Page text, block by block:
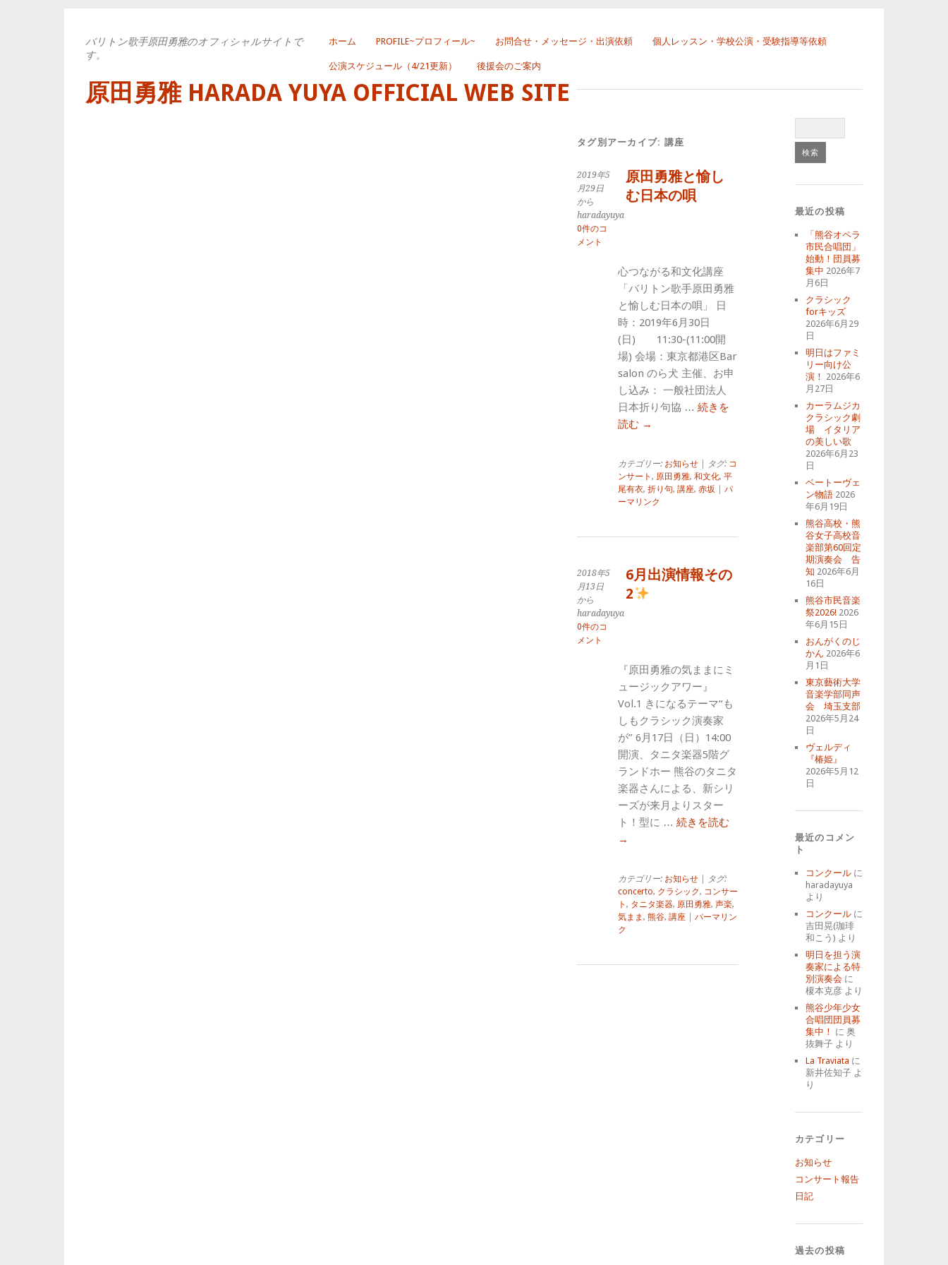
ホーム PROFILE~プロフィール~ お問合せ・メッセージ・出演依頼 個人レッスン・学校公演・受験指導等依頼
公演スケジュール（4/21更新） 後援会のご案内
原田勇雅 HARADA YUYA OFFICIAL WEB SITE
バリトン歌手原田勇雅のオフィシャルサイトで
す。
タグ別アーカイブ: 講座
2019年5
月29日
から
haradayuya
0件のコ
メント
原田勇雅と愉し
む日本の唄
心つながる和文化講座
「バリトン歌手原田勇雅
と愉しむ日本の唄」 日
時：2019年6月30日
(日) 11:30-(11:00開
場) 会場：東京都港区Bar
salon のら犬 主催、お申
し込み： 一般社団法人
日本折り句協 …続きを
読む →
カテゴリー: お知らせ | タグ: コ
ンサート, 原田勇雅,和文化,平
尾有衣,折り句,講座,赤坂 |パ
ーマリンク
2018年5
月13日
から
haradayuya
0件のコ
メント
6月出演情報その
2
『原田勇雅の気ままにミ
ュージックアワー』
Vol.1 きになるテーマ“も
しもクラシック演奏家
が” 6月17日（日）14:00
開演、タニタ楽器5階グ
ランドホー 熊谷のタニタ
楽器さんによる、新シリ
ーズが来月よりスター
ト！型に …続きを読む
→
カテゴリー: お知らせ | タグ:
concerto, クラシック, コンサー
ト, タニタ楽器, 原田勇雅,声楽,
気まま,熊谷,講座 |パーマリン
ク
最近の投稿
「熊谷オペラ
市民合唱団」
始動！団員募
集中 2026年7
月6日
クラシック
forキッズ
2026年6月29
日
明日はファミ
リー向け公
演！ 2026年6
月27日
カーラムジカ
クラシック劇
場 イタリア
の美しい歌
2026年6月23
日
ベートーヴェ
ン物語 2026
年6月19日
熊谷高校・熊
谷女子高校音
楽部第60回定
期演奏会 告
知 2026年6月
16日
熊谷市民音楽
祭2026! 2026
年6月15日
おんがくのじ
かん 2026年6
月1日
東京藝術大学
音楽学部同声
会 埼玉支部
2026年5月24
日
ヴェルディ
『椿姫』
2026年5月12
日
最近のコメン
ト
コンクールに
haradayuya
より
コンクールに
吉田晃(珈琲
和こう) より
明日を担う演
奏家による特
別演奏会に
榎本克彦より
熊谷少年少女
合唱団団員募
集中！ に 奥
抜舞子より
La Traviata に
新井佐知子よ
り
カテゴリー
お知らせ
コンサート報告
日記
過去の投稿